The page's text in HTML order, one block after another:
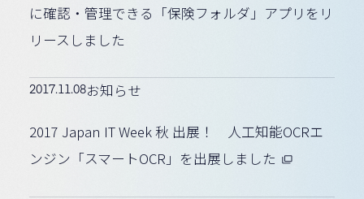
に確認・管理できる「保険フォルダ」アプリをリ
リースしました
2017.11.08お知らせ
2017 Japan IT Week 秋 出展！ 人工知能OCRエ
ンジン「スマートOCR」を出展しました